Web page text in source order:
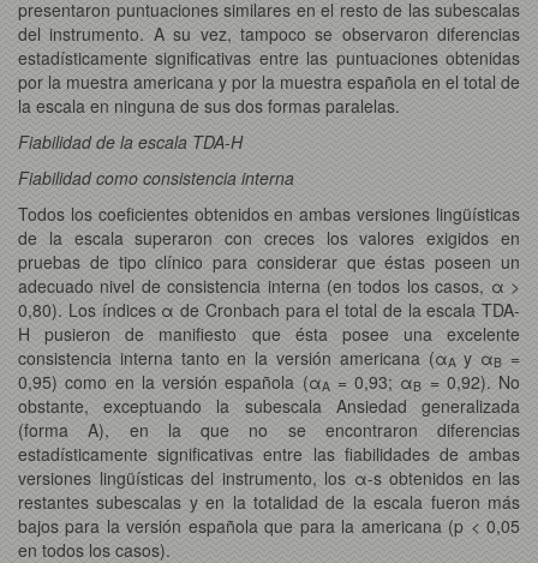
presentaron puntuaciones similares en el resto de las subescalas
del instrumento. A su vez, tampoco se observaron diferencias
estadísticamente significativas entre las puntuaciones obtenidas
por la muestra americana y por la muestra española en el total de
la escala en ninguna de sus dos formas paralelas.
Fiabilidad de la escala TDA-H
Fiabilidad como consistencia interna
Todos los coeficientes obtenidos en ambas versiones lingüísticas
de la escala superaron con creces los valores exigidos en
pruebas de tipo clínico para considerar que éstas poseen un
adecuado nivel de consistencia interna (en todos los casos, α >
0,80). Los índices α de Cronbach para el total de la escala TDA-
H pusieron de manifiesto que ésta posee una excelente
consistencia interna tanto en la versión americana (αA y αB =
0,95) como en la versión española (αA = 0,93; αB = 0,92). No
obstante, exceptuando la subescala Ansiedad generalizada
(forma A), en la que no se encontraron diferencias
estadísticamente significativas entre las fiabilidades de ambas
versiones lingüísticas del instrumento, los α-s obtenidos en las
restantes subescalas y en la totalidad de la escala fueron más
bajos para la versión española que para la americana (p < 0,05
en todos los casos).